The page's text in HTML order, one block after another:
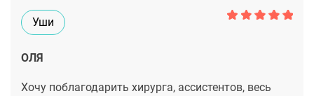
Уши
ОЛЯ
Хочу поблагодарить хирурга, ассистентов, весь